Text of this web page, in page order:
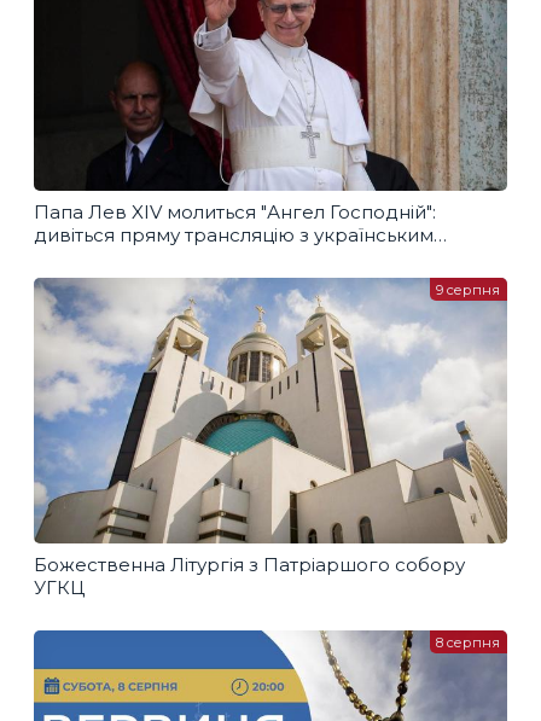
Папа Лев XIV молиться "Ангел Господній":
дивіться пряму трансляцію з українським
Божественна Літургія з Патріаршого собору
УГКЦ
9 серпня
8 серпня